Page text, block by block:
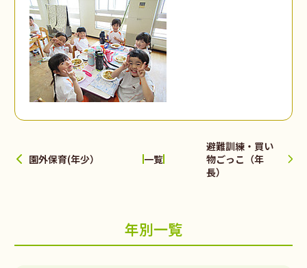
園外保育(年少） 一覧
避難訓練・買い
物ごっこ（年
長）
年別一覧